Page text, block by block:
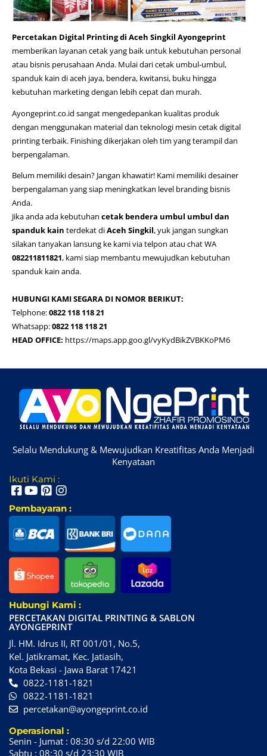
Percetakan Digital Printing di Aceh Singkil Ayongeprint
memberikan layanan cetak yang baik untuk kebutuhan personal
atau bisnis perusahaan Anda. Mulai dari cetak umbul-umbul,
spanduk kain di aceh jaya, bendera, kwitansi, buku hingga
kebutuhan marketing dengan lebih cepat dan murah.
Ayongeprint.co.id sangat mengedepankan kualitas produk
dengan menggunakan material dan teknologi mesin cetak digital
printing terbaik. Finishing dikerjakan oleh tim yang terampil dan
berpengalaman.
Belum memiliki desain? Jangan khawatir! Kami memiliki desainer
berpengalaman yang siap meningkatkan level branding bisnis
Anda.
Jika anda ada kebutuhan cetak bendera umbul umbul dan
spanduk kain terdekat diAceh Singkil, yuk jangan sungkan
silakan tanyakan lansung ke kami via telpon atau chat WA
082211811821, kami siap membantu mewujudkan kebutuhan
spanduk kain anda.
HUBUNGI KAMI SEGARA DI NOMOR BERIKUT:
Telphone:0822 118 118 21
Whatsapp:0822 118 118 21
HEAD OFFICE: https://maps.app.goo.gl/vyKydBikZVBKKoPM6
Selalu Mendukung & Mewujudkan Kreatifitas Anda Menjadi
Kenyataan
Ikuti Kami :
Pembayaran :
Hubungi Kami :
PERCETAKAN DIGITAL PRINTING & SABLON
AYONGEPRINT
Jl. HM. Idrus II, RT 001/01, No.5,
Kel. Jatikramat, Kec. Jatiasih,
Kota Bekasi - Jawa Barat 17421
0822-1181-1821
0822-1181-1821
percetakan@ayongeprint.co.id
Operasional :
Senin - Jumat : 08:30 s/d 22:00 WIB
Sabtu : 08:30 s/d 23:30 WIB